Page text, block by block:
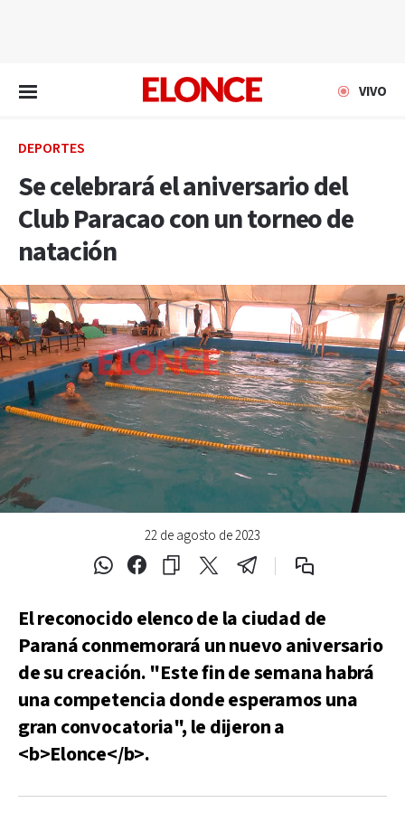
VIVO
DEPORTES
Se celebrará el aniversario del
Club Paracao con un torneo de
natación
22 de agosto de 2023
El reconocido elenco de la ciudad de
Paraná conmemorará un nuevo aniversario
de su creación. "Este fin de semana habrá
una competencia donde esperamos una
gran convocatoria", le dijeron a
<b>Elonce</b>.